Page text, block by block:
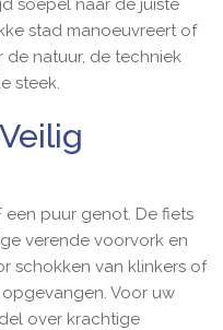
soepel naar de juiste
stad manoeuvreert of
natuur, de techniek
steek.
een puur genot. De fiets
verende voorvork en
schokken van klinkers of
Voor uw
over krachtige